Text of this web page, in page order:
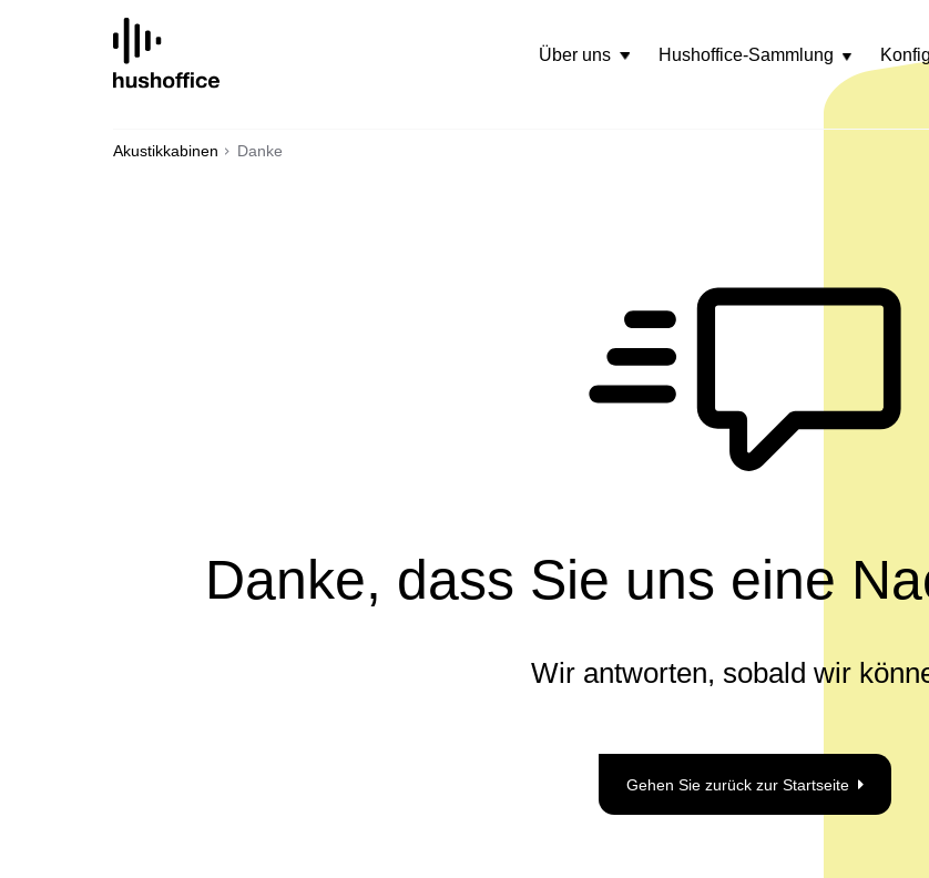
Über uns Hushoffice-SammlungRozwiń
menu
Akustikkabinen Danke
Danke, dass Sie uns eine
Wir antworten, sobald wir
Gehen Sie zurück zur Startseite